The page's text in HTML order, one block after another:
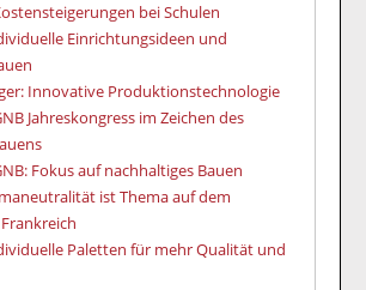
bei Schulen
Einrichtungsideen und
Innovative Produktionstechnologie
Jahreskongress im Zeichen des
Fokus auf nachhaltiges Bauen
ist Thema auf dem
Paletten für mehr Qualität und